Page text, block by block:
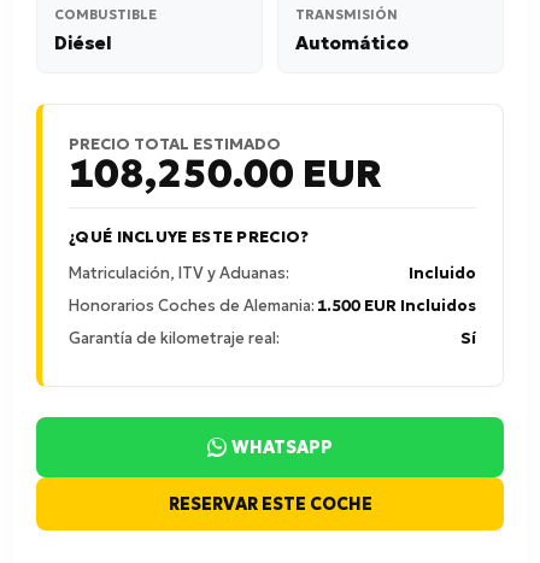
COMBUSTIBLE
Diésel
TRANSMISIÓN
Automático
PRECIO TOTAL ESTIMADO
108,250.00 EUR
¿QUÉ INCLUYE ESTE PRECIO?
Matriculación, ITV y Aduanas:
Incluido
Honorarios Coches de Alemania: 1.500 EUR Incluidos
Garantía de kilometraje real:
Sí
WHATSAPP
RESERVAR ESTE COCHE